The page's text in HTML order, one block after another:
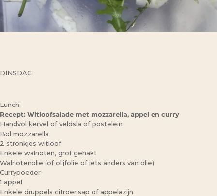
DINSDAG
Lunch:
Recept: Witloofsalade met mozzarella, appel en curry
Handvol kervel of veldsla of postelein
Bol mozzarella
2 stronkjes witloof
Enkele walnoten, grof gehakt
Walnotenolie (of olijfolie of iets anders van olie)
Currypoeder
1 appel
Enkele druppels citroensap of appelazijn